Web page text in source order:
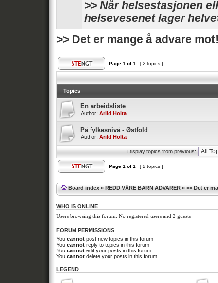
>> Når helsestasjonen
helsevesenet lager
>> Det er mange å advare
Page 1 of1 [ 2 topics ]
Topics
En arbeidsliste
Author: Arild Holta
På fylkesnivå - Østfold
Author: Arild Holta
Display topics from previous:
Page 1 of1 [ 2 topics ]
Board index » REDD VÅRE BARN ADVARER » >> Det er
WHO IS ONLINE
Users browsing this forum: No registered users and 2 guests
FORUM PERMISSIONS
You cannot post new topics in this forum
You cannot reply to topics in this forum
You cannot edit your posts in this forum
You cannot delete your posts in this forum
LEGEND